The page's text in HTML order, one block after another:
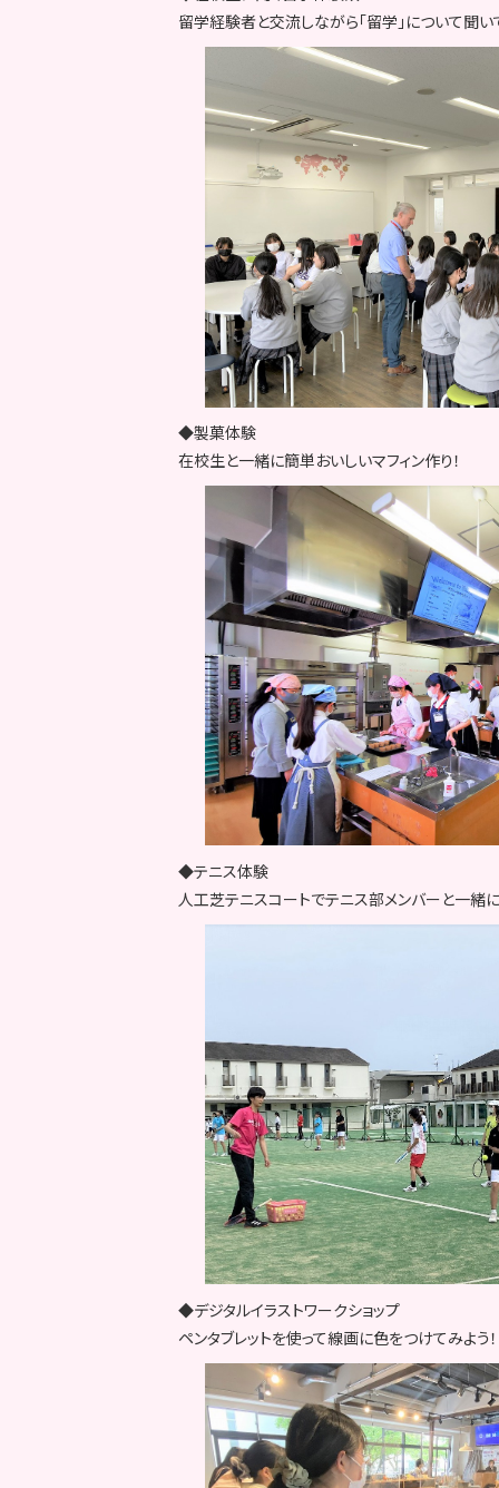
留学経験者と交流しながら「留学」について聞い
◆製菓体験
在校生と一緒に簡単おいしいマフィン作り！
◆テニス体験
人工芝テニスコートでテニス部メンバーと一緒
◆デジタルイラストワークショップ
ペンタブレットを使って線画に色をつけてみよう！